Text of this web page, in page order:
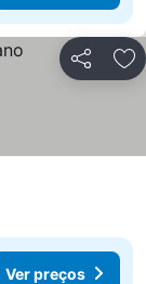
Partilhar
Ver preços